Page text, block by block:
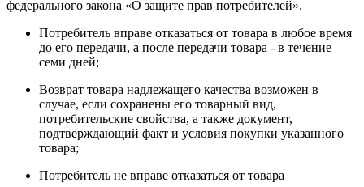
федерального закона «О защите прав потребителей».
Потребитель вправе отказаться от товара в любое время
до его передачи, а после передачи товара - в течение
семи дней;
Возврат товара надлежащего качества возможен в
случае, если сохранены его товарный вид,
потребительские свойства, а также документ,
подтверждающий факт и условия покупки указанного
товара;
Потребитель не вправе отказаться от товара